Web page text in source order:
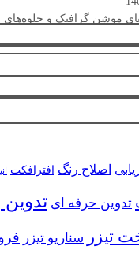
موشن گرافیک و
اصلاح رنگ افترافکت
تدوین حرفه ای تدوین
تیزر سناریو تیزر